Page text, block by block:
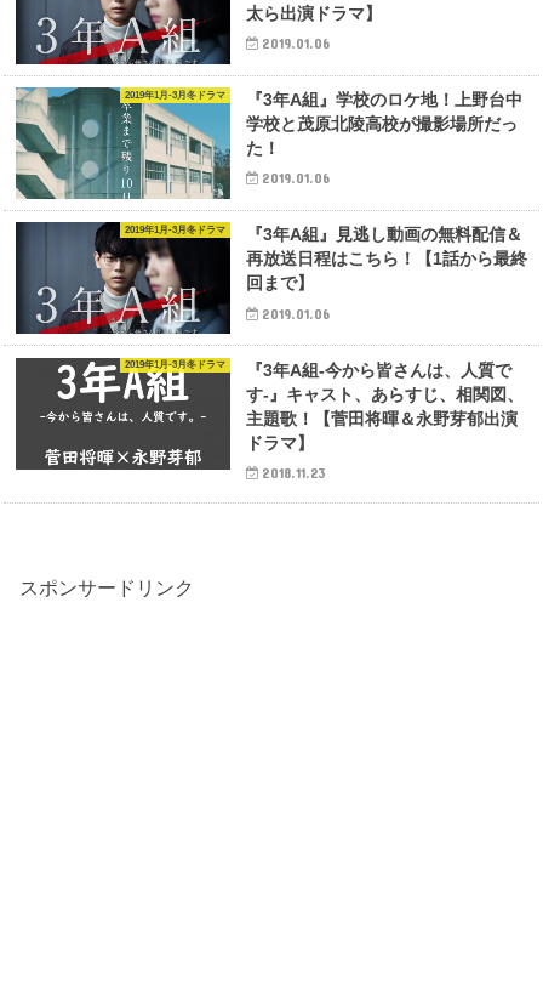
太ら出演ドラマ】
2019.01.06
2019年1月-3月冬ドラマ
『3年A組』学校のロケ地！上野台中
学校と茂原北陵高校が撮影場所だっ
た！
2019.01.06
2019年1月-3月冬ドラマ
『3年A組』見逃し動画の無料配信＆
再放送日程はこちら！【1話から最終
回まで】
2019.01.06
2019年1月-3月冬ドラマ
『3年A組-今から皆さんは、人質で
す-』キャスト、あらすじ、相関図、
主題歌！【菅田将暉＆永野芽郁出演
ドラマ】
2018.11.23
スポンサードリンク